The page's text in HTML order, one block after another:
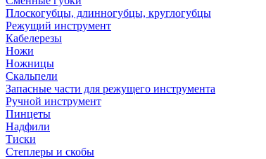
Плоскогубцы, длинногубцы, круглогубцы
Режущий инструмент
Кабелерезы
Ножи
Ножницы
Скальпели
Запасные части для режущего инструмента
Ручной инструмент
Пинцеты
Надфили
Тиски
Степлеры и скобы